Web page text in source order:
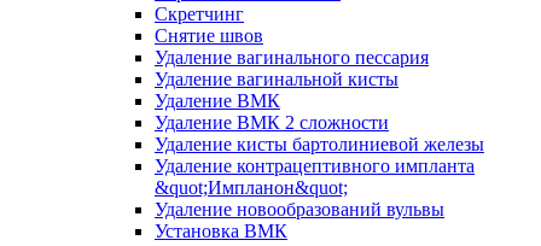
Скретчинг
Снятие швов
Удаление вагинального пессария
Удаление вагинальной кисты
Удаление ВМК
Удаление ВМК 2 сложности
Удаление кисты бартолиниевой железы
Удаление контрацептивного импланта
&quot;Импланон&quot;
Удаление новообразований вульвы
Установка ВМК